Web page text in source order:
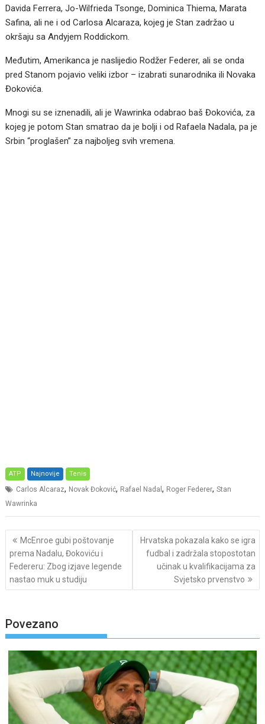
Davida Ferrera, Jo-Wilfrieda Tsonge, Dominica Thiema, Marata
Safina, ali ne i od Carlosa Alcaraza, kojeg je Stan zadržao u
okršaju sa Andyjem Roddickom.
Međutim, Amerikanca je naslijedio Rodžer Federer, ali se onda
pred Stanom pojavio veliki izbor – izabrati sunarodnika ili Novaka
Đokovića.
Mnogi su se iznenadili, ali je Wawrinka odabrao baš Đokovića, za
kojeg je potom Stan smatrao da je bolji i od Rafaela Nadala, pa je
Srbin “proglašen” za najboljeg svih vremena.
ATP Najnovije Tenis
Carlos Alcaraz, Novak Đoković, Rafael Nadal, Roger Federer,Stan
Wawrinka
Post
navigation
McEnroe gubi poštovanje
prema Nadalu, Đokoviću i
Federeru: Zbog izjave legende
nastao muk u studiju
Hrvatska pokazala kako se igra
fudbal i zadržala stopostotan
učinak u kvalifikacijama za
Svjetsko prvenstvo
Povezano